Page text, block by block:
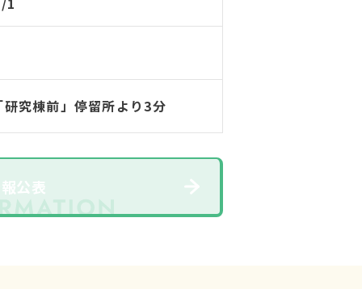
究棟前」停留所より3分
公表